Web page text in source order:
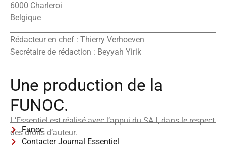
6000 Charleroi
Belgique
Rédacteur en chef : Thierry Verhoeven
Secrétaire de rédaction : Beyyah Yirik
Une production de la
FUNOC.
L’Essentiel est réalisé avec l’appui du SAJ, dans le respect
des droits d’auteur.
Funoc
Contacter Journal Essentiel